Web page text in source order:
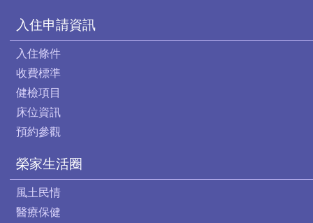
入住申請資訊
入住條件
收費標準
健檢項目
床位資訊
預約參觀
榮家生活圈
風土民情
醫療保健